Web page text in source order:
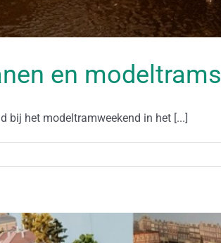
en modeltrams
bij het modeltramweekend in het [...]